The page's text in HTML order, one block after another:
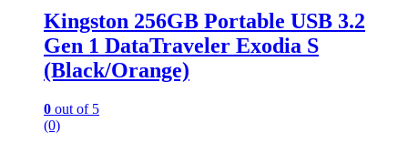
Kingston 256GB Portable USB 3.2
Gen 1 DataTraveler Exodia S
(Black/Orange)
0 out of 5
(0)